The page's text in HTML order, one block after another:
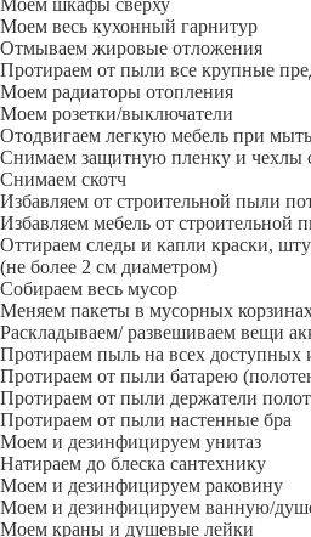
Моем шкафы сверху
Моем весь кухонный гарнитур
Отмываем жировые отложения
Протираем от пыли все крупные
Моем радиаторы отопления
Моем розетки/выключатели
Отодвигаем легкую мебель при
Снимаем защитную пленку и чехлы
Снимаем скотч
Избавляем от строительной пыли
Избавляем мебель от строительной
Оттираем следы и капли краски,
(не более 2 см диаметром)
Собираем весь мусор
Меняем пакеты в мусорных
Раскладываем/ развешиваем вещи
Протираем пыль на всех доступных
Протираем от пыли батарею
Протираем от пыли держатели
Протираем от пыли настенные бра
Моем и дезинфицируем унитаз
Натираем до блеска сантехнику
Моем и дезинфицируем раковину
Моем и дезинфицируем ванную/
Моем краны и душевые лейки